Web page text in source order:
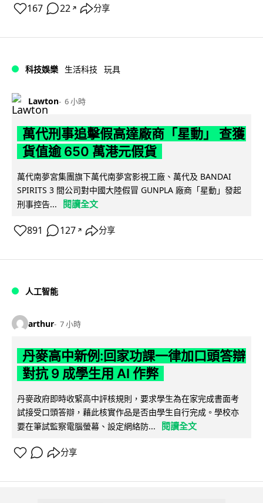
167 22 ↗ 分享
科技娛樂 生活科技 玩具
Lawton 6 小時
萬代刑事追擊假高達廠商「星動」 查獲
貨值逾 650 萬港元假貨
萬代南夢宮集團旗下萬代南夢宮影視工廠、萬代及 BANDAI
SPIRITS 3 間公司對中國大陸假冒 GUNPLA 廠商「星動」發起
刑事控告...
閱讀全文
891 127 ↗ 分享
人工智能
arthur 7 小時
丹麥高中新例:回家功課一律加口頭答辯
對抗 9 成學生用 AI 作弊
丹麥政府即時收緊高中評核規則，要求學生為在家完成書面考
試接受口頭答辯，藉此核實作品是否由學生自行完成。學校亦
要在筆試監察電腦螢幕、設定網絡防...
閱讀全文
分享